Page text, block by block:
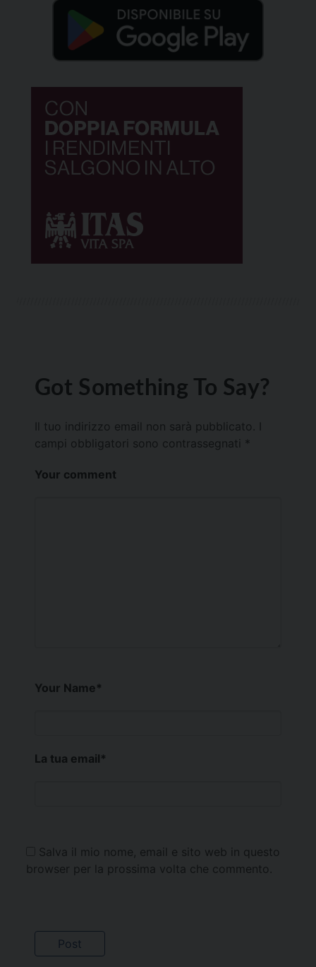
Got Something To Say?
Il tuo indirizzo email non sarà pubblicato.
campi obbligatori sono contrassegnati *
Your comment
Your Name*
La tua email*
Salva il mio nome, email e sito web in questo
browser per la prossima volta che commento.